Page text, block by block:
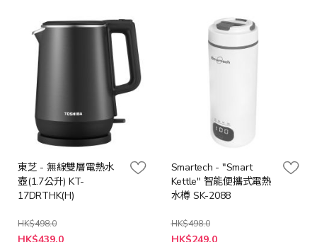
東芝 - 無線雙層電熱水
壺(1.7公升) KT-
17DRTHK(H)
HK$498.0
特
Smartech - "Smart
Kettle" 智能便攜式電熱
水樽 SK-2088
HK$498.0
特